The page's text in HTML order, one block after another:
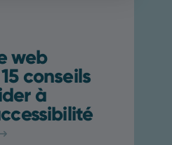
web
conseils
à